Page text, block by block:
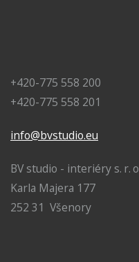
+420-775 558 200
+420-775 558 201
info@bvstudio.eu
BV studio - interiéry s. r.
Karla Majera 177
252 31 Všenory